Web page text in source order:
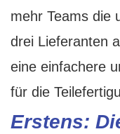
mehr Teams die
drei Lieferanten
eine einfachere
für die
Erstens: